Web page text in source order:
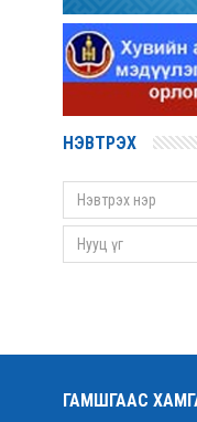
хяналтын шатны
хэлэлцүүлэхээс
2022 оны 03 сарын 30
Дээд шүүхийн нийт
2022 оны 03 сарын 29
2022 оны 03 сарын 17
Монгол Улсын дээд
даргаар
Монгол Улсын дээд
2022 оны 03 сарын 09
болно
НЭВТРЭХ
ГАМШГААС